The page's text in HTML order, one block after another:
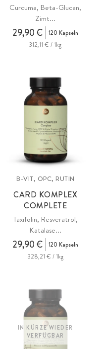
Curcuma, Beta-Glucan,
Zimt...
29,90 €
120 Kapseln
312,11 € / 1kg
B-VIT, OPC, RUTIN
CARD KOMPLEX
COMPLETE
Taxifolin, Resveratrol,
Katalase...
29,90 €
120 Kapseln
328,21 € / 1kg
IN KÜRZE WIEDER
VERFÜGBAR